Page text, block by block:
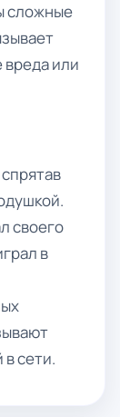
сложные
вреда или
своего
в
сети.